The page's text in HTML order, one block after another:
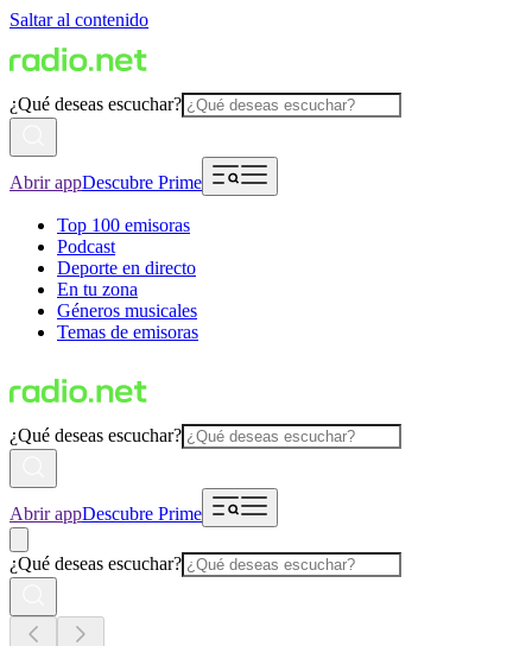
Saltar al contenido
¿Qué deseas escuchar?
Abrir appDescubre Prime
Top 100 emisoras
Podcast
Deporte en directo
En tu zona
Géneros musicales
Temas de emisoras
¿Qué deseas escuchar?
Abrir appDescubre Prime
¿Qué deseas escuchar?